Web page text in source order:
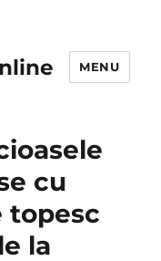
MENU
cu
topesc
la